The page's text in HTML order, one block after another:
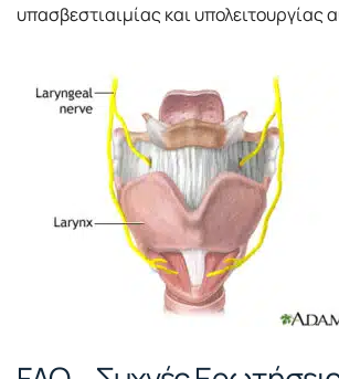
υπασβεστιαιμίας και υπολειτουργίας